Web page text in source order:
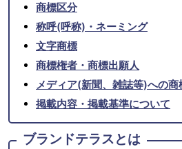
商標区分
称呼(呼称)・ネーミング
文字商標
商標権者・商標出願人
メディア(新聞、雑誌等)への商
掲載内容・掲載基準について
ブランドテラスとは